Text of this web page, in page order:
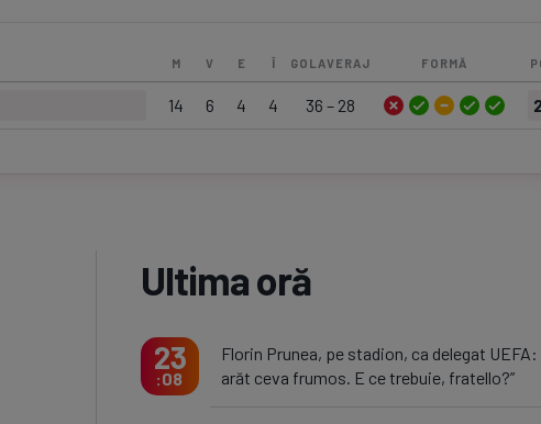
M V E Î GOLAVERAJ FORMĂ
14 6 4 4 36 – 28
Ultima oră
23
08
Florin Prunea, pe stadion, ca delegat UEFA:
arăt ceva frumos. E ce trebuie, fratello?”